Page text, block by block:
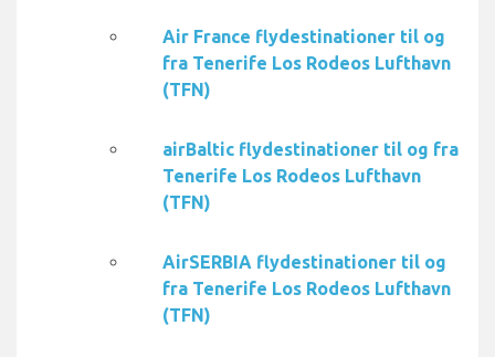
Air France flydestinationer til og
fra Tenerife Los Rodeos Lufthavn
(TFN)
airBaltic flydestinationer til og fra
Tenerife Los Rodeos Lufthavn
(TFN)
AirSERBIA flydestinationer til og
fra Tenerife Los Rodeos Lufthavn
(TFN)